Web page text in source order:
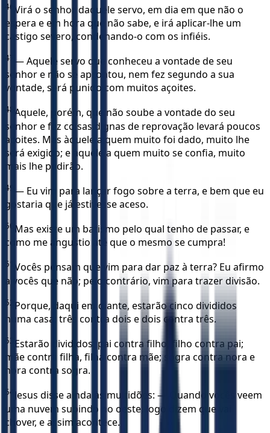
46 Virá o senhor daquele servo, em dia em que não o
espera e em hora que não sabe, e irá aplicar-lhe um
castigo severo, condenando-o com os infiéis.
47 — Aquele servo que conheceu a vontade de seu
senhor e não se aprontou, nem fez segundo a sua
vontade, será punido com muitos açoites.
48 Aquele, porém, que não soube a vontade do seu
senhor e fez coisas dignas de reprovação levará poucos
açoites. Mas àquele a quem muito foi dado, muito lhe
será exigido; e àquele a quem muito se confia, muito
mais lhe pedirão.
49 — Eu vim para lançar fogo sobre a terra, e bem que eu
gostaria que já estivesse aceso.
50 Mas existe um batismo pelo qual tenho de passar, e
como me angustio até que o mesmo se cumpra!
51
Vocês pensam que vim para dar paz à terra? Eu afirmo
a vocês que não; pelo contrário, vim para trazer divisão.
52 Porque, daqui em diante, estarão cinco divididos
numa casa: três contra dois e dois contra três.
53 Estarão divididos: pai contra filho, filho contra pai;
mãe contra filha, filha contra mãe; sogra contra nora e
nora contra sogra.
54 Jesus disse ainda às multidões: — Quando vocês veem
uma nuvem subindo no oeste, logo dizem que vai
chover, e assim acontece.